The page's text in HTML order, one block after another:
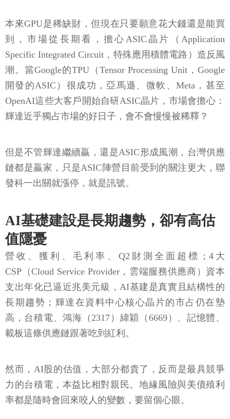
本來GPU是稀缺財，但現在只要願意花大錢還是能買
到，市場從長期看，擔心ASIC晶片（Application
Specific Integrated Circuit，特殊應用積體電路）造反風
潮。當Google的TPU（Tensor Processing Unit，Google
開發的ASIC）很成功，亞馬遜、微軟、Meta，甚至
OpenAI這些大客戶開始自研ASIC晶片，市場會擔心：
輝達近乎獨占市場的好日子，會不會慢慢被稀釋？
但是不管輝達繼續贏，還是ASIC形成風潮，台灣供應
鏈都是贏家，只是ASIC陣營目前受到的關注更大，聯
發科一出關就漲停，就是訊號。
AI基礎建設是長期趨勢，卻有高估
值隱憂
營收、獲利、毛利率、Q2財測全面超標；4大
CSP（Cloud Service Provider，雲端服務供應商）資本
支出年化已逼近兆美元級，AI基建是真實且結構性的
長期趨勢；輝達在資料中心核心晶片的市占仍在墊
高，台積電、鴻海（2317）緯穎（6669）、記憶體、
載板這條供應鏈跟著吃到紅利。
然而，AI股的估值，大部分都貴了，反而是最具競爭
力的台積電，本益比相對親民。地緣風險與美債殖利
率都是隨時會回來咬人的變數，要留個心眼。